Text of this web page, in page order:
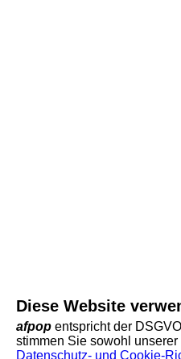
Diese Website
afpop entspricht der
stimmen Sie sowohl
Datenschutz- und Cookie-